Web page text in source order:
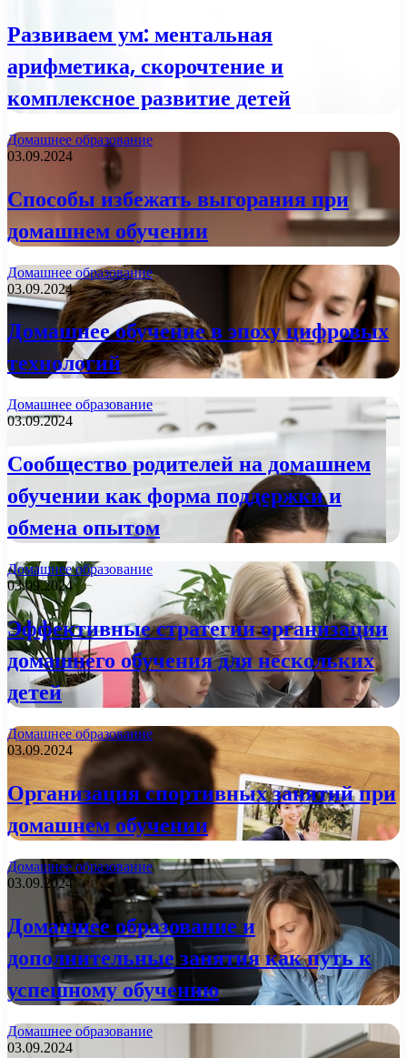
Развиваем ум: ментальная
арифметика, скорочтение и
комплексное развитие детей
Домашнее образование
03.09.2024
Способы избежать выгорания при
домашнем обучении
Домашнее образование
03.09.2024
Домашнее обучение в эпоху цифровых
технологий
Домашнее образование
03.09.2024
Сообщество родителей на домашнем
обучении как форма поддержки и
обмена опытом
Домашнее образование
03.09.2024
Эффективные стратегии организации
домашнего обучения для нескольких
детей
Домашнее образование
03.09.2024
Организация спортивных занятий при
домашнем обучении
Домашнее образование
03.09.2024
Домашнее образование и
дополнительные занятия как путь к
успешному обучению
Домашнее образование
03.09.2024